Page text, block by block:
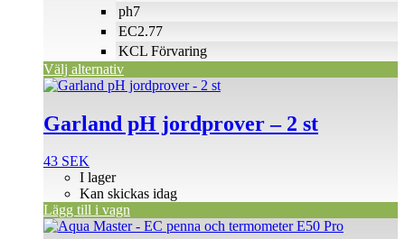
ph7
EC2.77
KCL Förvaring
Välj alternativ
Garland pH jordprover – 2 st
43 SEK
I lager
Kan skickas idag
Lägg till i vagn